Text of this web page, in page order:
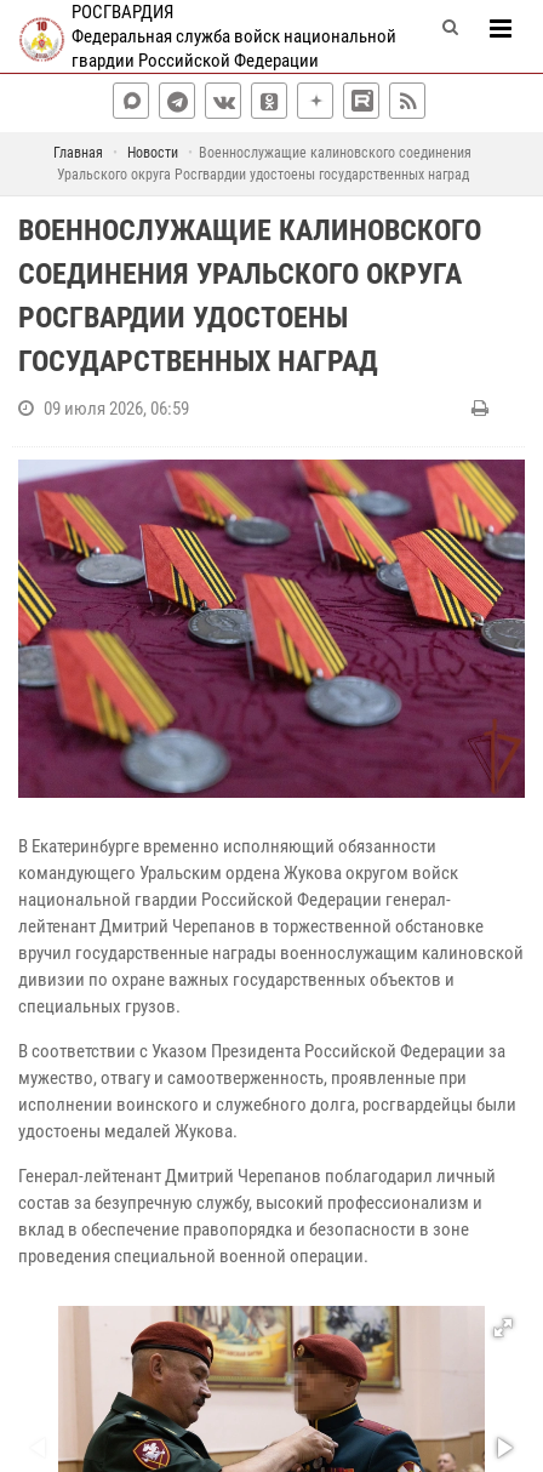
РОСГВАРДИЯ
Федеральная служба войск национальной
гвардии Российской Федерации
Главная Новости
Военнослужащие калиновского соединения
Уральского округа Росгвардии удостоены государственных наград
ВОЕННОСЛУЖАЩИЕ КАЛИНОВСКОГО
СОЕДИНЕНИЯ УРАЛЬСКОГО ОКРУГА
РОСГВАРДИИ УДОСТОЕНЫ
ГОСУДАРСТВЕННЫХ НАГРАД
09 июля 2026, 06:59
В Екатеринбурге временно исполняющий обязанности
командующего Уральским ордена Жукова округом войск
национальной гвардии Российской Федерации генерал-
лейтенант Дмитрий Черепанов в торжественной обстановке
вручил государственные награды военнослужащим калиновской
дивизии по охране важных государственных объектов и
специальных грузов.
В соответствии с Указом Президента Российской Федерации за
мужество, отвагу и самоотверженность, проявленные при
исполнении воинского и служебного долга, росгвардейцы были
удостоены медалей Жукова.
Генерал-лейтенант Дмитрий Черепанов поблагодарил личный
состав за безупречную службу, высокий профессионализм и
вклад в обеспечение правопорядка и безопасности в зоне
проведения специальной военной операции.